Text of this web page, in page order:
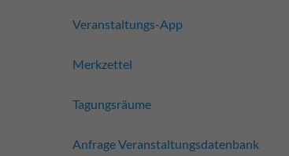
Veranstaltungs-App
Merkzettel
Tagungsräume
Anfrage Veranstaltungsdatenbank